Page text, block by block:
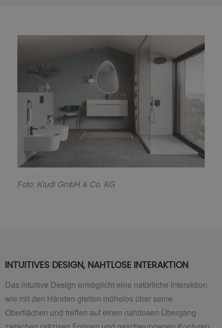
Foto: Kludi GmbH & Co. KG
INTUITIVES DESIGN, NAHTLOSE INTERAKTION
Das intuitive Design ermöglicht eine natürliche Interaktion
wie mit den Händen gleiten mühelos über seine
Oberflächen und treffen auf einen nahtlosen Übergang